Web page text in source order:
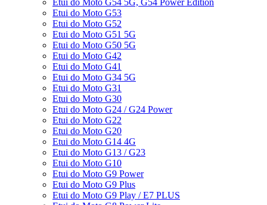
Etui do Moto G54 5G, G54 Power Edition
Etui do Moto G53
Etui do Moto G52
Etui do Moto G51 5G
Etui do Moto G50 5G
Etui do Moto G42
Etui do Moto G41
Etui do Moto G34 5G
Etui do Moto G31
Etui do Moto G30
Etui do Moto G24 / G24 Power
Etui do Moto G22
Etui do Moto G20
Etui do Moto G14 4G
Etui do Moto G13 / G23
Etui do Moto G10
Etui do Moto G9 Power
Etui do Moto G9 Plus
Etui do Moto G9 Play / E7 PLUS